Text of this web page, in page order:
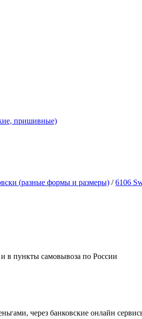
пришивные)
(разные формы и размеры) /6106
в пункты самовывоза по России
через банковские онлайн